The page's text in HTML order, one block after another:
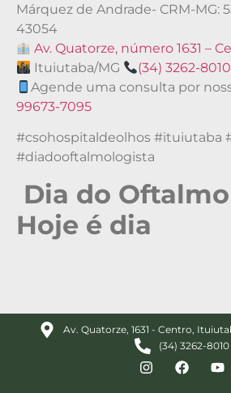
Márquez de Andrade- CRM-MG:
43054
Av. Quatorze, número 1631 –
Ituiutaba/MG
(34) 3262-
Agende uma consulta por
99673-7095
#csohospitaldeolhos #ituiutaba
#diadooftalmologista
Dia do
Hoje é dia
Av. Quatorze, 1631 - Centro,
(34) 3262-8010